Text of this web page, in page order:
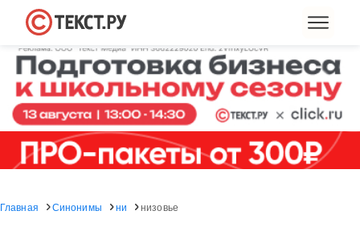
Главная Синонимы ни низовье